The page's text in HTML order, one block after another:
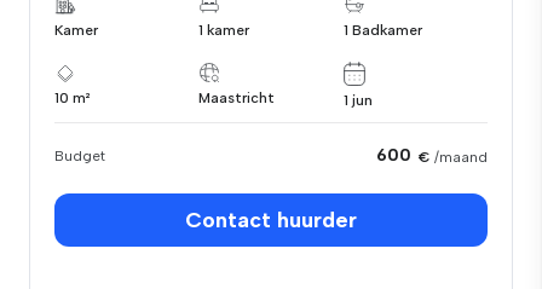
Kamer 1 kamer 1 Badkamer
10 m² Maastricht 1 jun
Budget 600 € /maand
Contact huurder